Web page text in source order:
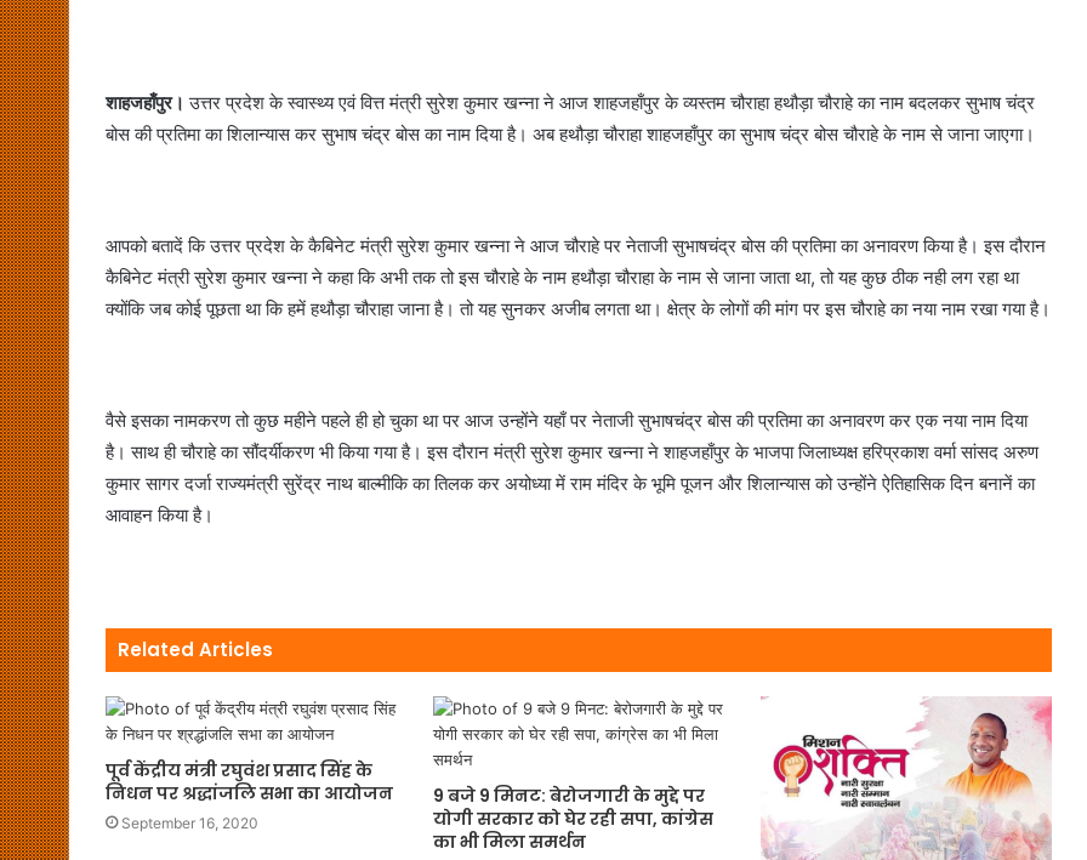
शाहजहाँपुर।उत्तर प्रदेश के स्वास्थ्य एवं वित्त मंत्री सुरेश कुमार खन्ना ने आज शाहजहाँपुर के व्यस्तम चौराहा हथौड़ा चौराहे का नाम बदलकर सुभाष चंद्र
बोस की प्रतिमा का शिलान्यास कर सुभाष चंद्र बोस का नाम दिया है। अब हथौड़ा चौराहा शाहजहाँपुर का सुभाष चंद्र बोस चौराहे के नाम से जाना जाएगा।
आपको बतादें कि उत्तर प्रदेश के कैबिनेट मंत्री सुरेश कुमार खन्ना ने आज चौराहे पर नेताजी सुभाषचंद्र बोस की प्रतिमा का अनावरण किया है। इस दौरान
कैबिनेट मंत्री सुरेश कुमार खन्ना ने कहा कि अभी तक तो इस चौराहे के नाम हथौड़ा चौराहा के नाम से जाना जाता था, तो यह कुछ ठीक नही लग रहा था
क्योंकि जब कोई पूछता था कि हमें हथौड़ा चौराहा जाना है। तो यह सुनकर अजीब लगता था। क्षेत्र के लोगों की मांग पर इस चौराहे का नया नाम रखा गया है।
वैसे इसका नामकरण तो कुछ महीने पहले ही हो चुका था पर आज उन्होंने यहाँ पर नेताजी सुभाषचंद्र बोस की प्रतिमा का अनावरण कर एक नया नाम दिया
है। साथ ही चौराहे का सौंदर्यीकरण भी किया गया है। इस दौरान मंत्री सुरेश कुमार खन्ना ने शाहजहाँपुर के भाजपा जिलाध्यक्ष हरिप्रकाश वर्मा सांसद अरुण
कुमार सागर दर्जा राज्यमंत्री सुरेंद्र नाथ बाल्मीकि का तिलक कर अयोध्या में राम मंदिर के भूमि पूजन और शिलान्यास को उन्होंने ऐतिहासिक दिन बनानें का
आवाहन किया है।
Related Articles
पूर्व केंद्रीय मंत्री रघुवंश प्रसाद सिंह के
निधन पर श्रद्धांजलि सभा का आयोजन
September 16, 2020
9 बजे 9 मिनट: बेरोजगारी के मुद्दे पर
योगी सरकार को घेर रही सपा, कांग्रेस
का भी मिला समर्थन